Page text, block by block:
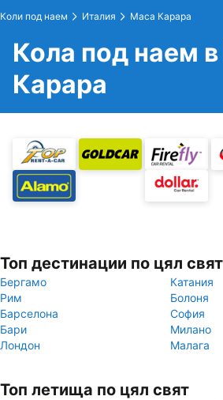
Коли под наем Италия Маса Карара
Кола под наем
Карара
Топ дестинации по цял свят
Бергамо
Катания
Рим
Болоня
Барселона
София
Бари
Милано
Лондон
Малага
Топ летища по цял свят